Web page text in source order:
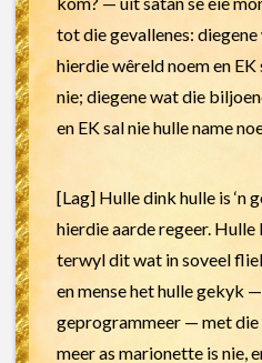
tot die gevallenes:
hierdie wêreld noem en EK
nie; diegene wat die
en EK sal nie hulle name
[Lag] Hulle dink hulle is ‘n
hierdie aarde regeer. Hulle
terwyl dit wat in soveel
en mense het hulle gekyk
geprogrammeer — met die
meer as marionette is nie,